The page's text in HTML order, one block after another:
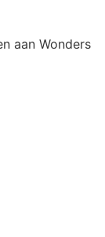
aan Wonders